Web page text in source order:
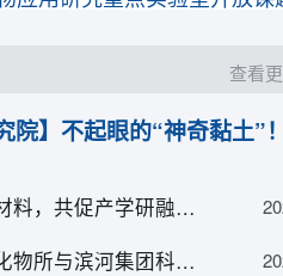
查看
院】不起眼的“神奇黏土
【暨南大学化学与材料学院】聚焦矿物新材料，共促产学研融合∣2026第二届埃洛石研究与应用研讨会顺利召开
【滨河九粮液】强科技｜中国科学院兰州化物所与滨河集团科研合作项目取得阶段性成果